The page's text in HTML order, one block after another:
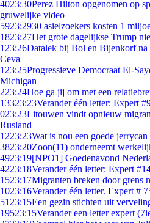
4023:30Perez Hilton opgenomen op
gruwelijke video
5923:2930 asielzoekers kosten 1
1823:27Het grote dagelijkse Trump
1 23:26Datalek bij Bol en Bijenkorf na
Ceva
1 23:25Progressieve Democraat El-
Michigan
223:24Hoe ga jij om met een
13323:23Verander één letter: Expert
023:23Litouwen vindt opnieuw
Rusland
1223:23Wat is nou een goede
3823:20Zoon(11) onderneemt
4923:19[NPO1] Goedenavond
4223:18Verander één letter: Expert
1523:17Migranten breken door grens
1023:16Verander één letter. Expert #
51 23:15Een gezin stichten uit
19523:15Verander een letter expert